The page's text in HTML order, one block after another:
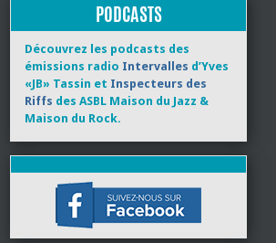
PODCASTS
Découvrez les podcasts des
émissions radio Intervalles d’Yves
«JB» Tassin et Inspecteurs des
Riffs des ASBL Maison du Jazz &
Maison du Rock.